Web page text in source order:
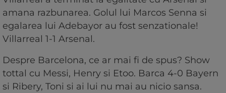
amana razbunarea. Golul lui Marcos Senna si
egalarea lui Adebayor au fost senzationale!
Villarreal 1-1 Arsenal.
Despre Barcelona, ce ar mai fi de spus? Show
tottal cu Messi, Henry si Etoo. Barca 4-0 Bayern
si Ribery, Toni si ai lui nu mai au nicio sansa.